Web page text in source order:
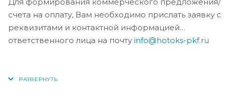
счета на оплату, Вам необходимо прислать заявку с
реквизитами и контактной информацией
ответственного лица на почту info@hotoks-pkf.ru